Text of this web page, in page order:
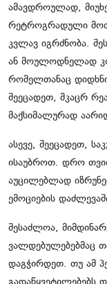
ამავდროულად,
რეტროგრადული
კვლავ იგრძნობა.
ან მოულოდნელად
რომელთანაც
შეეცადეთ, მკაცრ
მაქსიმალურად
ასევე, შეეცადეთ,
ისაუბროთ. დრო
აუცილებლად
ემოციების
შესაძლოა,
ვალდებულებებმაც
დაგჭირდეთ. თუ ამ